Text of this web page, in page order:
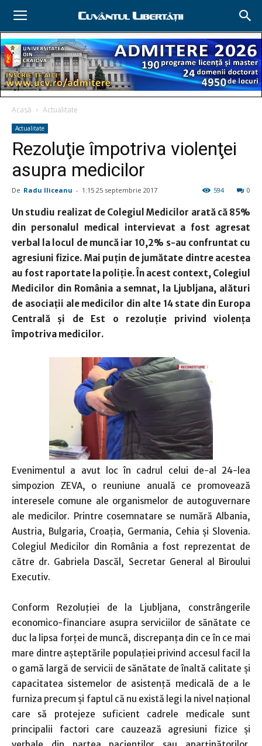
Acasă Actualitate
Actualitate
Rezoluţie împotriva violenţei
asupra medicilor
De Radu Iliceanu - 1:15 25 septembrie 2017 0
594
Un studiu realizat de Colegiul Medicilor arată că 85%
din personalul medical intervievat a fost agresat
verbal la locul de muncă iar 10,2% s-au confruntat cu
agresiuni fizice. Mai puţin de jumătate dintre acestea
au fost raportate la poliţie. În acest context, Colegiul
Medicilor din România a semnat, la Ljubljana, alături
de asociaţii ale medicilor din alte 14 state din Europa
Centrală şi de Est o rezoluţie privind violenţa
împotriva medicilor.
Evenimentul a avut loc în cadrul celui de-al 24-lea
simpozion ZEVA, o reuniune anuală ce promovează
interesele comune ale organismelor de autoguvernare
ale medicilor. Printre cosemnatare se numără Albania,
Austria, Bulgaria, Croaţia, Germania, Cehia şi Slovenia.
Colegiul Medicilor din România a fost reprezentat de
către dr. Gabriela Dascăl, Secretar General al Biroului
Executiv.
Conform Rezoluţiei de la Ljubljana, constrângerile
economico-financiare asupra serviciilor de sănătate ce
duc la lipsa forţei de muncă, discrepanţa din ce în ce mai
mare dintre aşteptările populaţiei privind accesul facil la
o gamă largă de servicii de sănătate de înaltă calitate şi
capacitatea sistemelor de asistenţă medicală de a le
furniza precum şi faptul că nu există legi la nivel naţional
care să protejeze suficient cadrele medicale sunt
principalii factori care cauzează agresiuni fizice şi